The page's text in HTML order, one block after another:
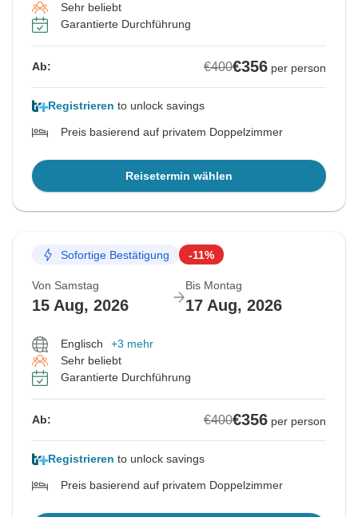
Sehr beliebt
Garantierte Durchführung
Ab: €400€356 per person
Registrieren to unlock savings
Preis basierend auf privatem Doppelzimmer
Reisetermin wählen
Sofortige Bestätigung -11%
Von Samstag
15 Aug, 2026
Bis Montag
17 Aug, 2026
Englisch
+3 mehr
Sehr beliebt
Garantierte Durchführung
Ab: €400€356 per person
Registrieren to unlock savings
Preis basierend auf privatem Doppelzimmer